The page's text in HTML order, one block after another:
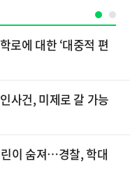
로에 대한 ‘대중적 편
사건, 미제로 갈 가능
이 숨져…경찰, 학대